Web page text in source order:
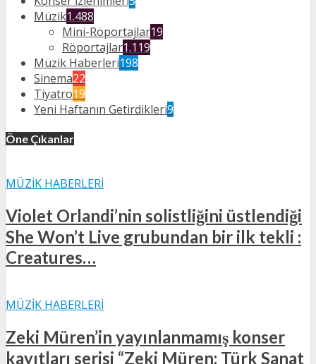
Müzik1.488
Mini-Röportajlar19
Röportajlar1.119
Müzik Haberleri198
Sinema22
Tiyatro19
Yeni Haftanın Getirdikleri9
Öne Çıkanlar
MÜZIK HABERLERI
Violet Orlandi’nin solistliğini üstlendiği
She Won’t Live grubundan bir ilk tekli :
Creatures…
MÜZIK HABERLERI
Zeki Müren’in yayınlanmamış konser
kayıtları serisi “Zeki Müren: Türk Sanat